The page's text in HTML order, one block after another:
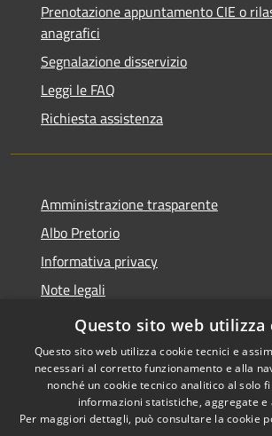
Prenotazione appuntamento CIE o
anagrafici
Segnalazione disservizio
Leggi le FAQ
Richiesta assistenza
Amministrazione trasparente
Albo Pretorio
Informativa privacy
Note legali
Dichiarazione di accessibilità
Accessibilità
Copyright
Breda
Questo sito web utilizza
Questo sito web utilizza cookie tecnici e
necessari al corretto funzionamento e alla
nonché un cookie tecnico analitico al solo
informazioni statistiche, aggregate e
Per maggiori dettagli, può consultare la cookie